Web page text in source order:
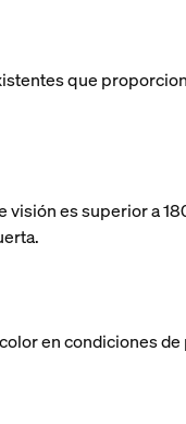
que
es superior a
en condiciones de